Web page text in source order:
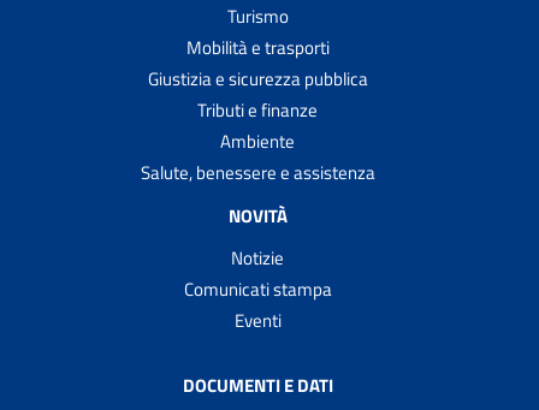
Turismo
Mobilità e trasporti
Giustizia e sicurezza pubblica
Tributi e finanze
Ambiente
Salute, benessere e assistenza
NOVITÀ
Notizie
Comunicati stampa
Eventi
DOCUMENTI E DATI